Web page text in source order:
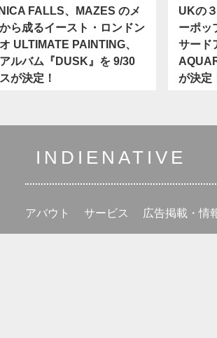
FALLS、MAZES のメ
ら成るイースト・ロンドン
ULTIMATE PAINTING、
ルバム『DUSK』を 9/30
が決定！
UKの
ーポッ
サード
が決定
INDIENATIVE
アバウト サービス 広告掲載・情